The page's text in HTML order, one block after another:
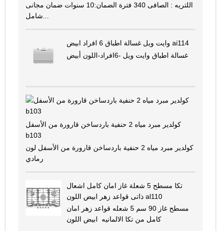
اللتريه : الصافى 340 فترة الضمان:10 سنوات ضمان مجانى
وايت ويل غسالة اطباق 6 افراد ابيض ai114
غسالة اطباق وايت ويل -6افراد-اللون أبيض
كولدير مبرد مياه 2 حنفية باردساخن قارورة من الأسفل
b103
كولدير مبرد مياه 2 حنفية باردساخن قارورة من الأسفل لون
رمادي
تكا مسطح 5 شعلة غاز امان كامل اشعال
ذاتى قواعد زهر ابيض اللون al110
مسطح غاز 90 سم 5 شعله قواعد زهر امان
كامل من تكا الالمانيه ابيض اللون